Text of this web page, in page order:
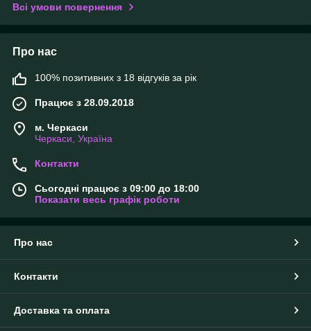
Всі умови повернення
Про нас
100% позитивних з 18 відгуків за рік
Працює з 28.09.2018
м. Черкаси
Черкаси, Україна
Контакти
Сьогодні працює з 09:00 до 18:00
Показати весь графік роботи
Про нас
Контакти
Доставка та оплата